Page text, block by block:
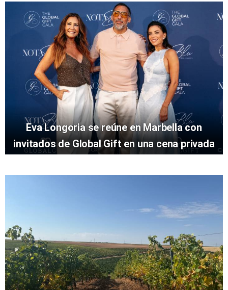
Eva Longoria se reúne en Marbella con
invitados de Global Gift en una cena privada